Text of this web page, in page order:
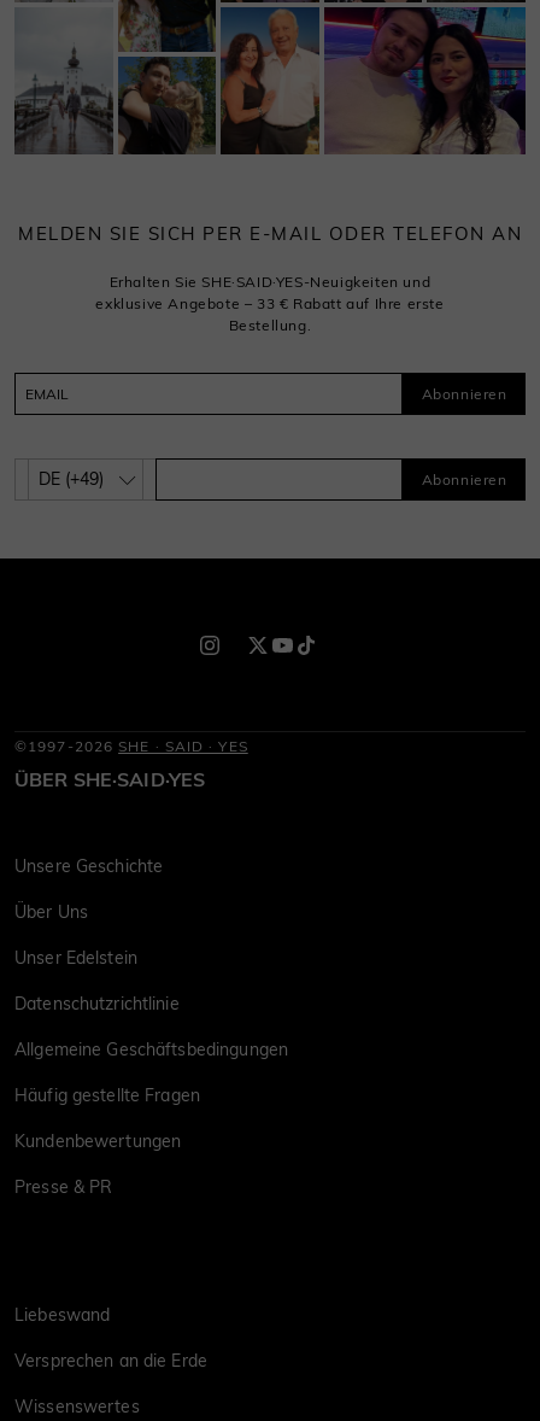
MELDEN SIE SICH PER E-MAIL ODER TELEFON AN
Erhalten Sie SHE·SAID·YES-Neuigkeiten und
exklusive Angebote – 33 € Rabatt auf Ihre erste
Bestellung.
Abonnieren
Abonnieren
©1997-2026 SHE · SAID · YES
ÜBER SHE·SAID·YES
Unsere Geschichte
Über Uns
Unser Edelstein
Datenschutzrichtlinie
Allgemeine Geschäftsbedingungen
Häufig gestellte Fragen
Kundenbewertungen
Presse & PR
Liebeswand
Versprechen an die Erde
Wissenswertes